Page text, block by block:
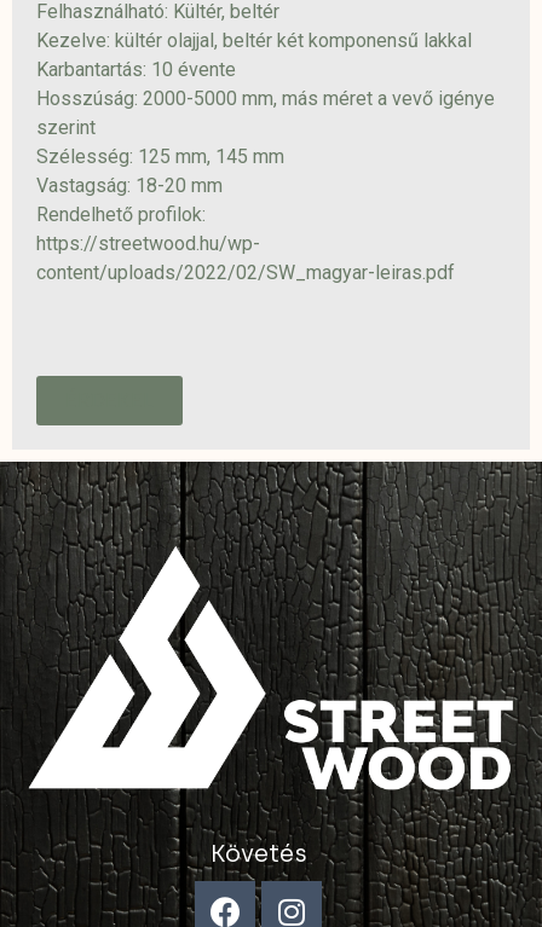
Felhasználható: Kültér, beltér
Kezelve: kültér olajjal, beltér két komponensű lakkal
Karbantartás: 10 évente
Hosszúság: 2000-5000 mm, más méret a vevő igénye
szerint
Szélesség: 125 mm, 145 mm
Vastagság: 18-20 mm
Rendelhető profilok:
https://streetwood.hu/wp-
content/uploads/2022/02/SW_magyar-leiras.pdf
Követés